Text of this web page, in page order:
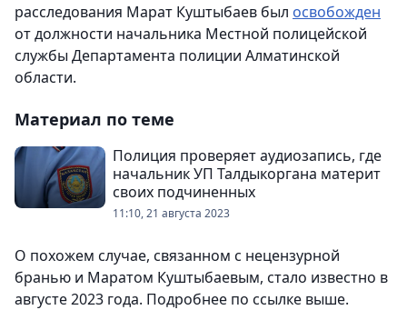
расследования Марат Куштыбаев был освобожден
от должности начальника Местной полицейской
службы Департамента полиции Алматинской
области.
Материал по теме
Полиция проверяет аудиозапись, где
начальник УП Талдыкоргана материт
своих подчиненных
11:10, 21 августа 2023
О похожем случае, связанном с нецензурной
бранью и Маратом Куштыбаевым, стало известно в
августе 2023 года. Подробнее по ссылке выше.